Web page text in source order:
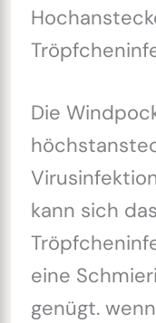
Die
kann sich
eine
genügt.